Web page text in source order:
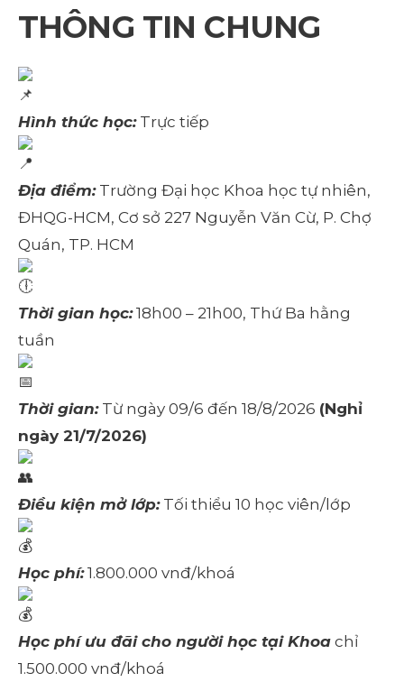
THÔNG TIN CHUNG
Hình thức học:Trực tiếp
Địa điểm:Trường Đại học Khoa học tự nhiên,
ĐHQG-HCM, Cơ sở 227 Nguyễn Văn Cừ, P. Chợ
Quán, TP. HCM
Thời gian học:18h00 – 21h00, Thứ Ba hằng
tuần
Thời gian:Từ ngày 09/6 đến 18/8/2026 (Nghỉ
ngày 21/7/2026)
Điều kiện mở lớp:Tối thiểu 10 học viên/lớp
Học phí:1.800.000 vnđ/khoá
Học phí ưu đãi cho người học tại Khoa chỉ
1.500.000 vnđ/khoá